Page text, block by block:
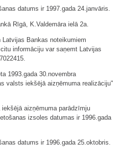
datums ir 1997.gada 24.janvāris.
Rīgā, K.Valdemāra ielā 2a.
Bankas noteikumiem
informāciju var saņemt Latvijas
1993.gada 30.novembra
valsts iekšējā aizņēmuma realizāciju"
aizņēmuma parādzīmju
izsoles datumas ir 1996.gada
datums ir 1996.gada 25.oktobris.